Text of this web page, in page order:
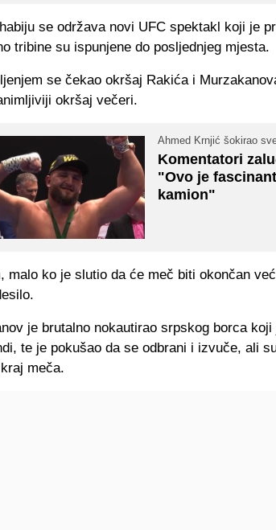
se održava novi UFC spektakl koji je
tribine su ispunjene do posljednjeg mjesta.
se čekao okršaj Rakića i
okršaj večeri.
Ahmed Krnjić šokirao
Komentatori
"Ovo je
kamion"
malo ko je slutio da će meč biti okončan
je brutalno nokautirao srpskog borca
te je pokušao da se odbrani i izvuče, ali
meča.